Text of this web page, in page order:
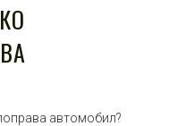
автомобил?